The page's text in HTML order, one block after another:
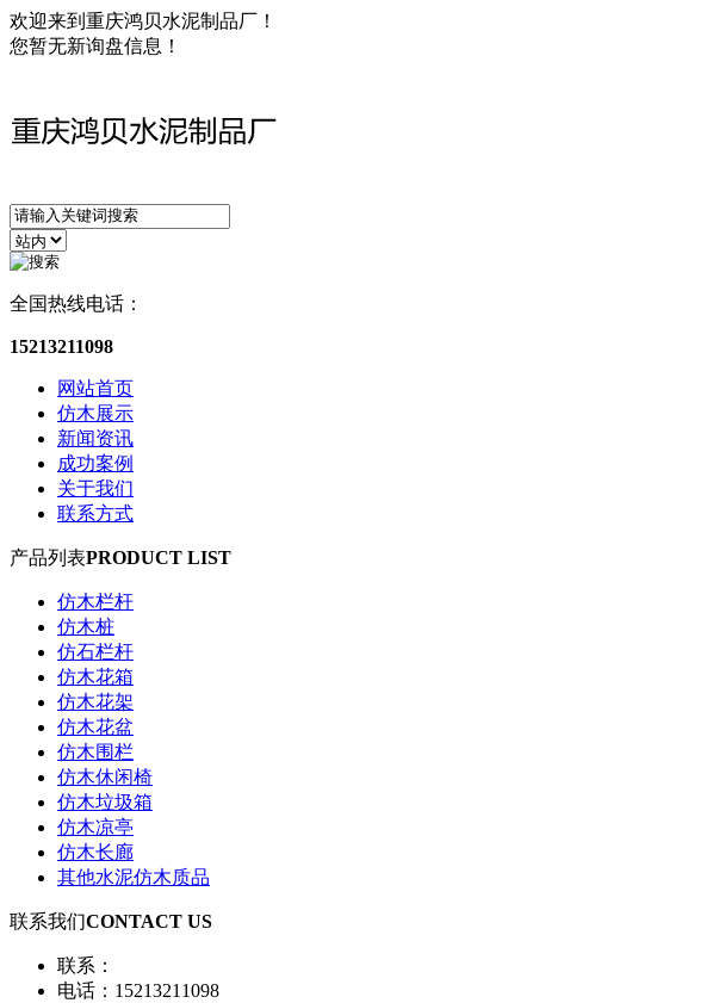
欢迎来到重庆鸿贝水泥制品厂！
您暂无新询盘信息！
全国热线电话：
15213211098
网站首页
仿木展示
新闻资讯
成功案例
关于我们
联系方式
产品列表PRODUCT LIST
仿木栏杆
仿木桩
仿石栏杆
仿木花箱
仿木花架
仿木花盆
仿木围栏
仿木休闲椅
仿木垃圾箱
仿木凉亭
仿木长廊
其他水泥仿木质品
联系我们CONTACT US
联系：
电话：15213211098